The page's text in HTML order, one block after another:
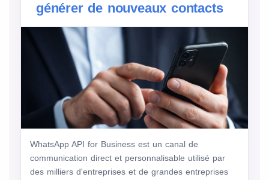
générer de nouveaux contacts
WhatsApp API for Business est un canal de
communication direct et personnalisable utilisé par
des milliers d'entreprises et de grandes entreprises